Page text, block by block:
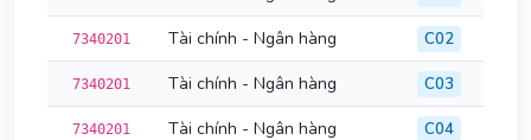
7340201 Tài chính - Ngân hàng C02
7340201 Tài chính - Ngân hàng C03
7340201 Tài chính - Ngân hàng C04